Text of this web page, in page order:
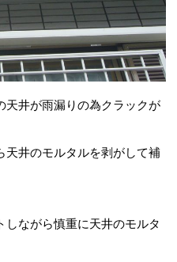
天井が雨漏りの為クラックが
天井のモルタルを剥がして補
しながら慎重に天井のモルタ